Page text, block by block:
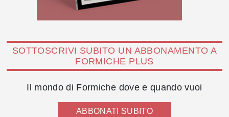
SOTTOSCRIVI SUBITO UN ABBONAMENTO A
FORMICHE PLUS
Il mondo di Formiche dove e quando vuoi
ABBONATI SUBITO